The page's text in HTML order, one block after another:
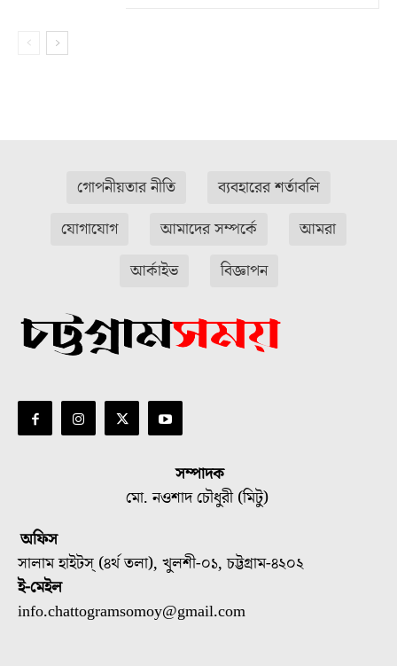
গোপনীয়তার নীতি
ব্যবহারের শর্তাবলি
যোগাযোগ
আমাদের সম্পর্কে
আমরা
আর্কাইভ
বিজ্ঞাপন
সম্পাদক
মো. নওশাদ চৌধুরী (মিটু)
অফিস
সালাম হাইটস্ (৪র্থ তলা), খুলশী-০১, চট্টগ্রাম-৪২০২
ই-মেইল
info.chattogramsomoy@gmail.com